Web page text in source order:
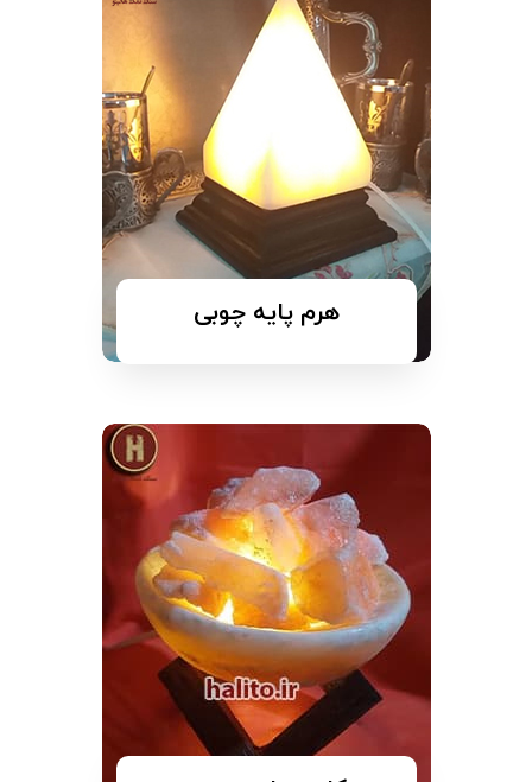
هرم پایه چوبی